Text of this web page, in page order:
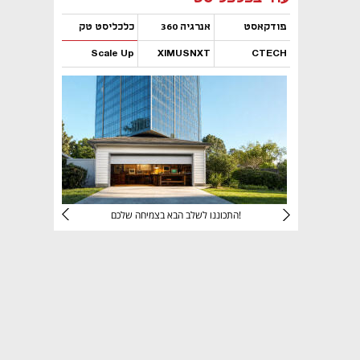
פודקאסט אנרגיה 360 כלכליסט טק
CTECH
XIMUSNXT
Scale Up
נפתח בכרטיסייה חדשה
התכוננו לשלב הבא בצמיחה שלכם!
נפתח בכרטיסייה חדשה